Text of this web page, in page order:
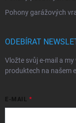
Pohony garážových
ODEBÍRAT
Vložte svůj e-mail a
produktech na našem
E-MAIL